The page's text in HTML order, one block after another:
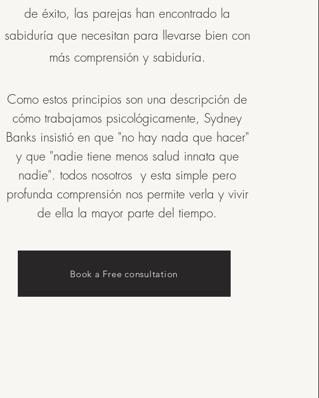
de éxito, las parejas han encontrado la
sabiduría que necesitan para llevarse bien con
más comprensión y sabiduría.
Como estos principios son una descripción de
cómo trabajamos psicológicamente, Sydney
Banks insistió en que "no hay nada que hacer"
y que "nadie tiene menos salud innata que
nadie". todos nosotros y esta simple pero
profunda comprensión nos permite verla y vivir
de ella la mayor parte del tiempo.
Book a Free consultation